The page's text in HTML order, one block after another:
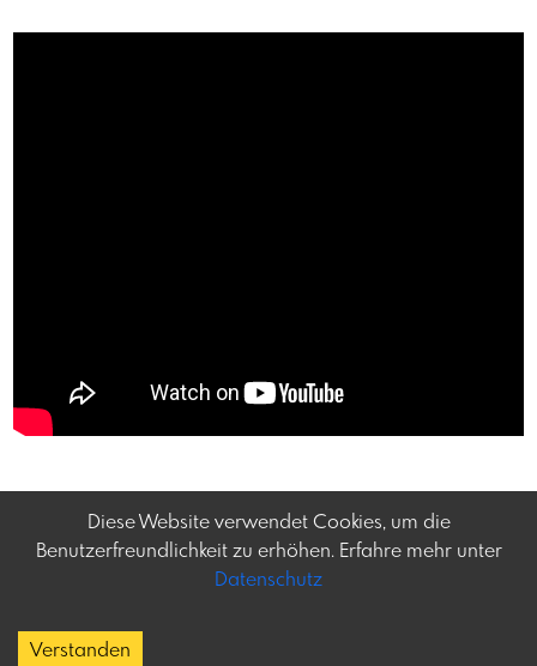
Diese Website verwendet Cookies, um die
Benutzerfreundlichkeit zu erhöhen. Erfahre mehr unter
Datenschutz
Verstanden
und mehr in Österreich